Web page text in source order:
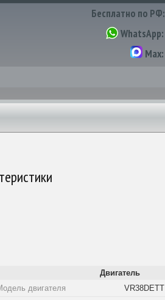
Бесплатно по РФ:
WhatsApp:
Max:
Двигатель
двигателя
VR38DETT